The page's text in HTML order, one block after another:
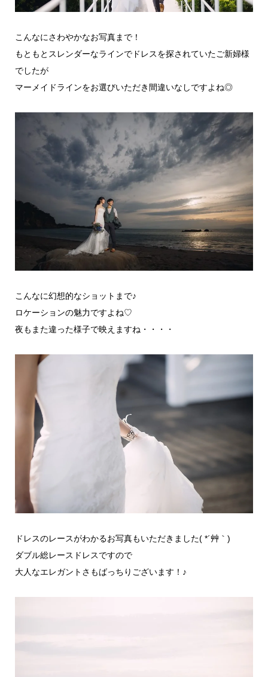
こんなにさわやかなお写真まで！
もともとスレンダーなラインでドレスを探されていたご新婦様
でしたが
マーメイドラインをお選びいただき間違いなしですよね◎
こんなに幻想的なショットまで♪
ロケーションの魅力ですよね♡
夜もまた違った様子で映えますね・・・・
ドレスのレースがわかるお写真もいただきました( *´艸｀)
ダブル総レースドレスですので
大人なエレガントさもばっちりございます！♪